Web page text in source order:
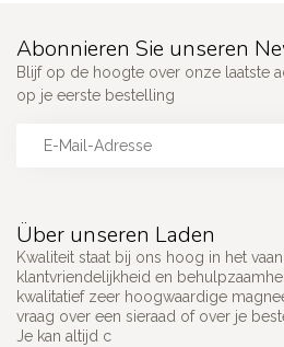
Über unseren Laden
Kwaliteit staat bij ons hoog in het
klantvriendelijkheid en
kwalitatief zeer hoogwaardige
vraag over een sieraad of over je
Je kan altijd c
Abonnieren Sie unseren
Blijf op de hoogte over onze laatste
op je eerste bestelling